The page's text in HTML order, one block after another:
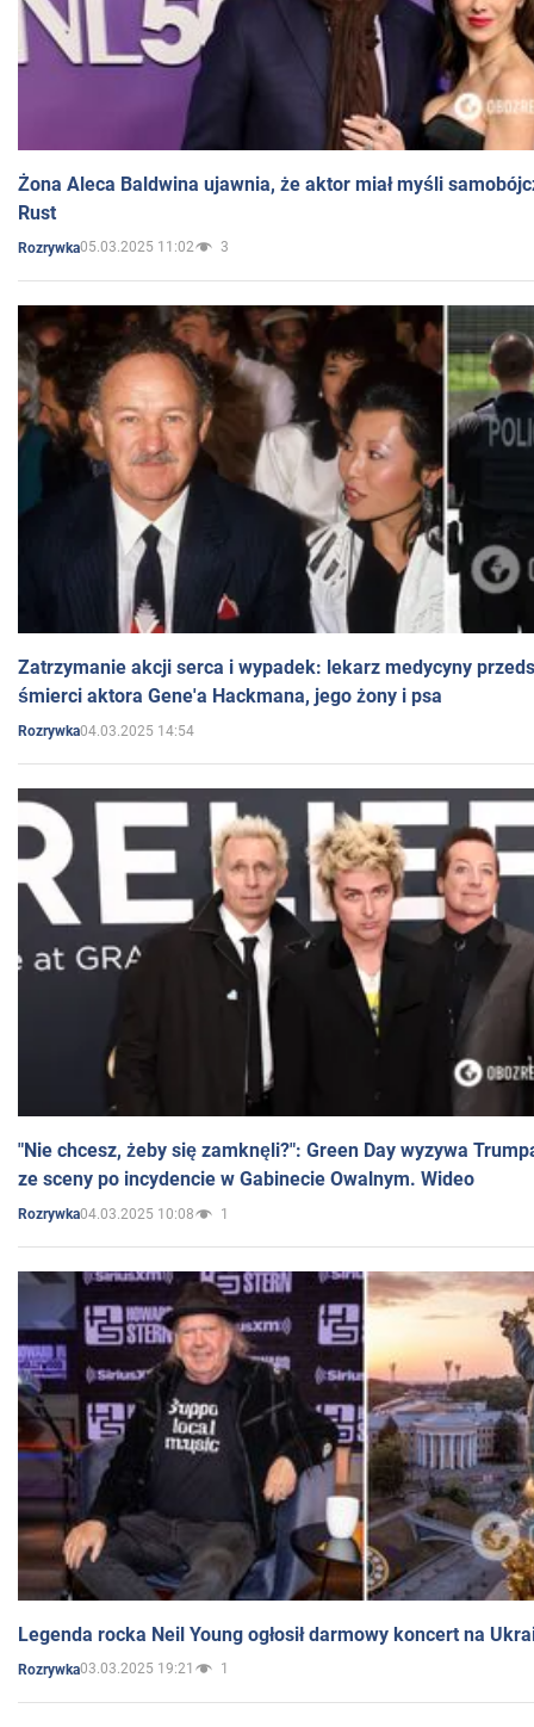
Żona Aleca Baldwina ujawnia, że aktor miał myśli
Rust
Rozrywka05.03.2025 11:02 3
Zatrzymanie akcji serca i wypadek: lekarz medycyny
śmierci aktora Gene'a Hackmana, jego żony i psa
Rozrywka04.03.2025 14:54
"Nie chcesz, żeby się zamknęli?": Green Day wyzywa
ze sceny po incydencie w Gabinecie Owalnym. Wideo
Rozrywka04.03.2025 10:08 1
Legenda rocka Neil Young ogłosił darmowy koncert na
Rozrywka03.03.2025 19:21 1